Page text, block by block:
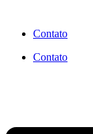
Contato
Contato